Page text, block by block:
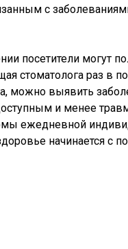
с
посетители могут
стоматолога раз в
можно выявить
и менее
ежедневной
начинается с